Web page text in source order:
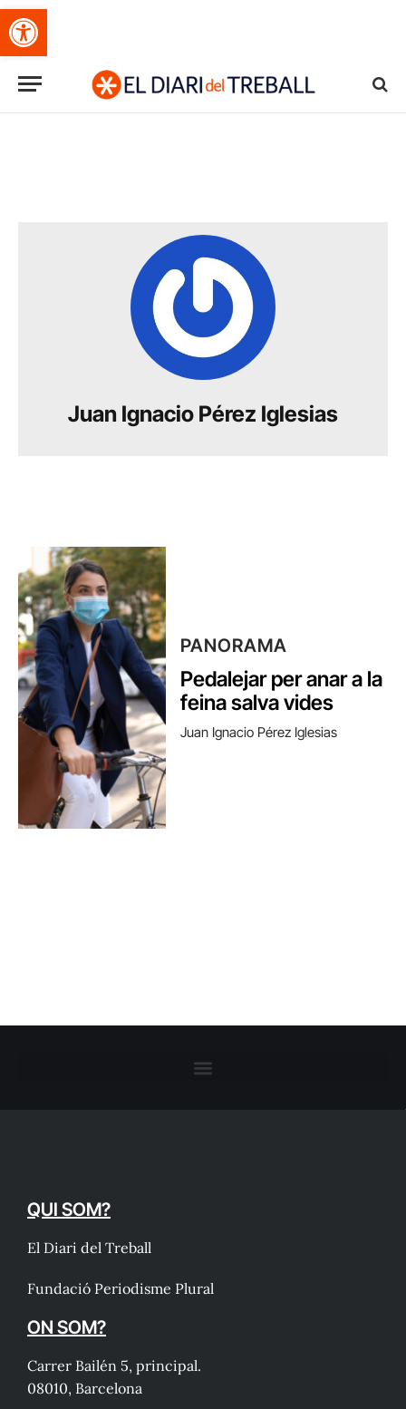
Obre la barra d'eines
Juan Ignacio Pérez Iglesias
PANORAMA
Pedalejar per anar a la
feina salva vides
Juan Ignacio Pérez Iglesias
QUI SOM?
El Diari del Treball
Fundació Periodisme Plural
ON SOM?
Carrer Bailén 5, principal.
08010, Barcelona